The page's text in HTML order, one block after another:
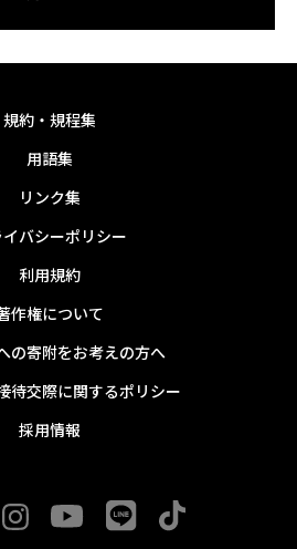
規約・規程集
用語集
リンク集
イバシーポリシー
利用規約
作権について
の寄附をお考えの方へ
待交際に関するポリシー
採用情報